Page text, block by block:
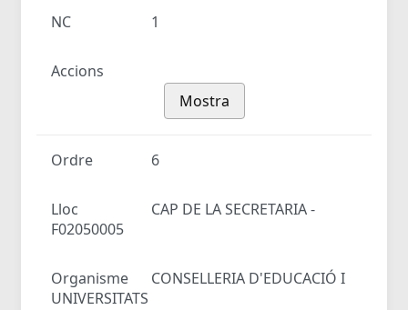
NC 1
Accions
Mostra
Ordre 6
Lloc
CAP DE LA SECRETARIA -
F02050005
Organisme
CONSELLERIA D'EDUCACIÓ I
UNIVERSITATS